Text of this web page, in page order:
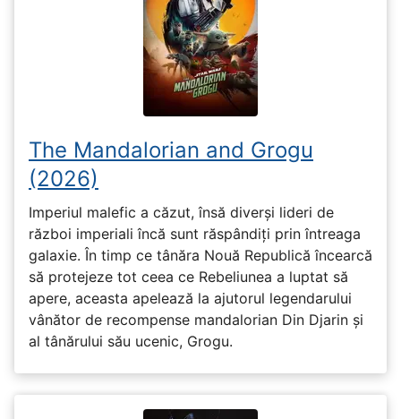
The Mandalorian and Grogu
(2026)
Imperiul malefic a căzut, însă diverși lideri de
război imperiali încă sunt răspândiți prin întreaga
galaxie. În timp ce tânăra Nouă Republică încearcă
să protejeze tot ceea ce Rebeliunea a luptat să
apere, aceasta apelează la ajutorul legendarului
vânător de recompense mandalorian Din Djarin și
al tânărului său ucenic, Grogu.